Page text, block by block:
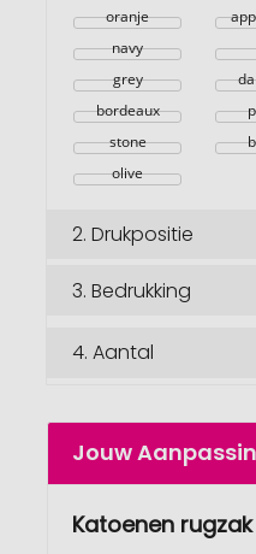
oranje
navy
grey
bordeaux
stone
olive
2. Drukpositie
3. Bedrukking
4. Aantal
Jouw
Katoenen